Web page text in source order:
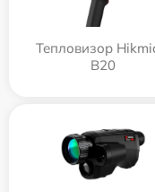
Тепловизор
B20